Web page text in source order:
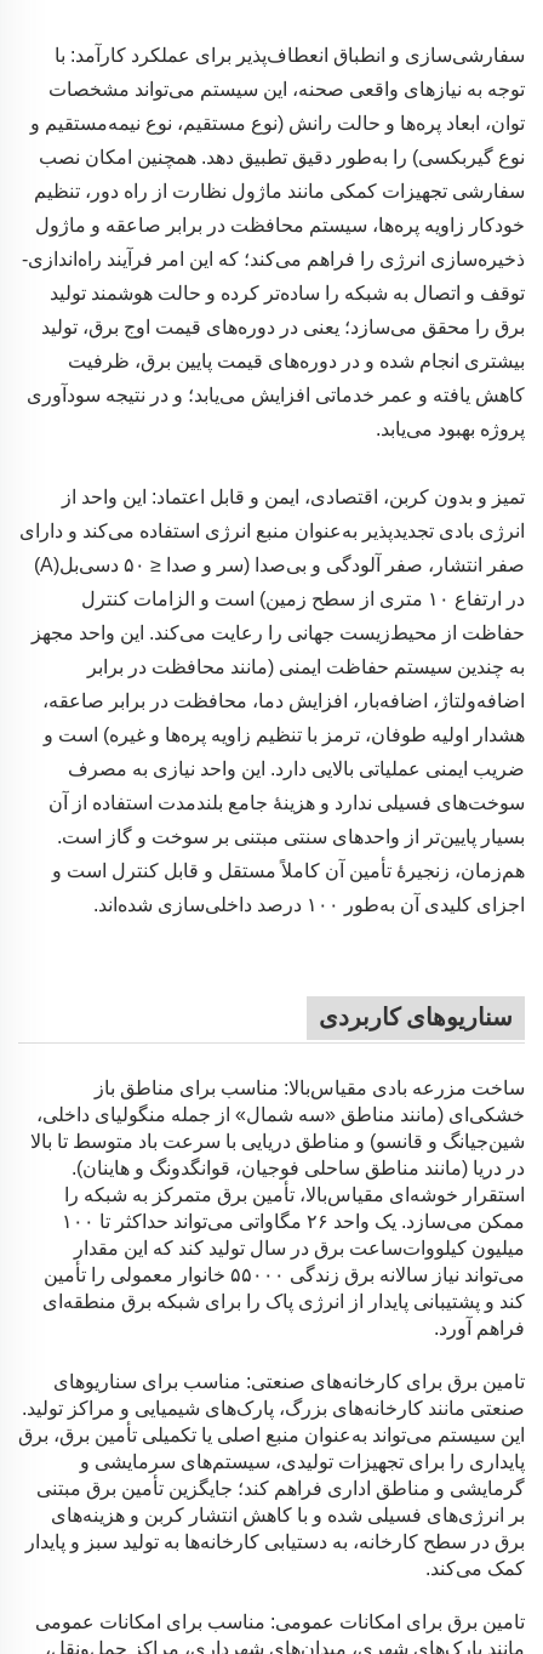
سفارشی‌سازی و انطباق انعطاف‌پذیر برای عملکرد کارآمد: با
توجه به نیازهای واقعی صحنه، این سیستم می‌تواند مشخصات
توان، ابعاد پره‌ها و حالت رانش (نوع مستقیم، نوع نیمه‌مستقیم و
نوع گیربکسی) را به‌طور دقیق تطبیق دهد. همچنین امکان نصب
سفارشی تجهیزات کمکی مانند ماژول نظارت از راه دور، تنظیم
خودکار زاویه پره‌ها، سیستم محافظت در برابر صاعقه و ماژول
ذخیره‌سازی انرژی را فراهم می‌کند؛ که این امر فرآیند راه‌اندازی-
توقف و اتصال به شبکه را ساده‌تر کرده و حالت هوشمند تولید
برق را محقق می‌سازد؛ یعنی در دوره‌های قیمت اوج برق، تولید
بیشتری انجام شده و در دوره‌های قیمت پایین برق، ظرفیت
کاهش یافته و عمر خدماتی افزایش می‌یابد؛ و در نتیجه سودآوری
پروژه بهبود می‌یابد.
تمیز و بدون کربن، اقتصادی، ایمن و قابل اعتماد: این واحد از
انرژی بادی تجدیدپذیر به‌عنوان منبع انرژی استفاده می‌کند و دارای
صفر انتشار، صفر آلودگی و بی‌صدا (سر و صدا ≤ ۵۰ دسی‌بل(A)
در ارتفاع ۱۰ متری از سطح زمین) است و الزامات کنترل
حفاظت از محیط‌زیست جهانی را رعایت می‌کند. این واحد مجهز
به چندین سیستم حفاظت ایمنی (مانند محافظت در برابر
اضافه‌ولتاژ، اضافه‌بار، افزایش دما، محافظت در برابر صاعقه،
هشدار اولیه طوفان، ترمز با تنظیم زاویه پره‌ها و غیره) است و
ضریب ایمنی عملیاتی بالایی دارد. این واحد نیازی به مصرف
سوخت‌های فسیلی ندارد و هزینهٔ جامع بلندمدت استفاده از آن
بسیار پایین‌تر از واحدهای سنتی مبتنی بر سوخت و گاز است.
هم‌زمان، زنجیرهٔ تأمین آن کاملاً مستقل و قابل کنترل است و
اجزای کلیدی آن به‌طور ۱۰۰ درصد داخلی‌سازی شده‌اند.
سناریوهای کاربردی
ساخت مزرعه بادی مقیاس‌بالا: مناسب برای مناطق باز
خشکی‌ای (مانند مناطق «سه شمال» از جمله منگولیای داخلی،
شین‌جیانگ و قانسو) و مناطق دریایی با سرعت باد متوسط تا بالا
در دریا (مانند مناطق ساحلی فوجیان، قوانگدونگ و هاینان).
استقرار خوشه‌ای مقیاس‌بالا، تأمین برق متمرکز به شبکه را
ممکن می‌سازد. یک واحد ۲۶ مگاواتی می‌تواند حداکثر تا ۱۰۰
میلیون کیلووات‌ساعت برق در سال تولید کند که این مقدار
می‌تواند نیاز سالانه برق زندگی ۵۵۰۰۰ خانوار معمولی را تأمین
کند و پشتیبانی پایدار از انرژی پاک را برای شبکه برق منطقه‌ای
فراهم آورد.
تامین برق برای کارخانه‌های صنعتی: مناسب برای سناریوهای
صنعتی مانند کارخانه‌های بزرگ، پارک‌های شیمیایی و مراکز تولید.
این سیستم می‌تواند به‌عنوان منبع اصلی یا تکمیلی تأمین برق، برق
پایداری را برای تجهیزات تولیدی، سیستم‌های سرمایشی و
گرمایشی و مناطق اداری فراهم کند؛ جایگزین تأمین برق مبتنی
بر انرژی‌های فسیلی شده و با کاهش انتشار کربن و هزینه‌های
برق در سطح کارخانه، به دستیابی کارخانه‌ها به تولید سبز و پایدار
کمک می‌کند.
تامین برق برای امکانات عمومی: مناسب برای امکانات عمومی
مانند پارک‌های شهری، میدان‌های شهرداری، مراکز حمل‌ونقل،